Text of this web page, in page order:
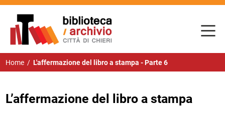
Home / L'affermazione del libro a stampa - Parte 6
L’affermazione del libro a stampa